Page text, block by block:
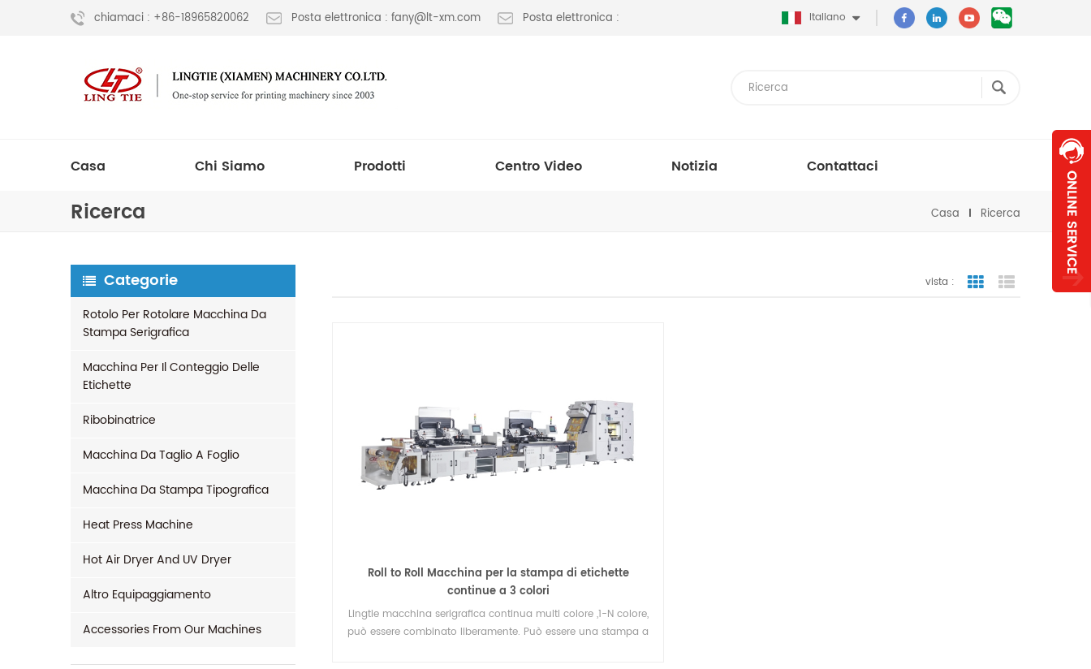
chiamaci : +86-18965820062 Posta elettronica : fany@lt-xm.com Posta elettronica : Italiano
Casa Chi Siamo Prodotti Centro Video Notizia Contattaci
Ricerca Casa Ricerca
Categorie
Rotolo Per Rotolare Macchina Da
Stampa Serigrafica
Macchina Per Il Conteggio Delle
Etichette
Ribobinatrice
Macchina Da Taglio A Foglio
Macchina Da Stampa Tipografica
Heat Press Machine
Hot Air Dryer And UV Dryer
Altro Equipaggiamento
Accessories From Our Machines
vista : vista a griglia
Roll to Roll Macchina per la stampa di etichette
continue a 3 colori
Lingtie macchina serigrafica continua multi colore ,1-N colore,
può essere combinato liberamente. Può essere una stampa a